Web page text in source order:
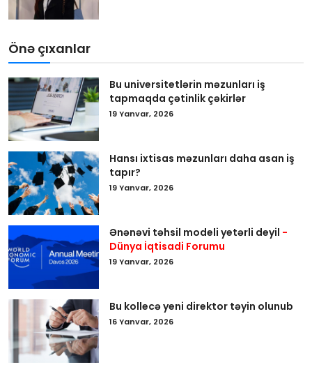
Önə çıxanlar
Bu universitetlərin məzunları iş
tapmaqda çətinlik çəkirlər
19 Yanvar, 2026
Hansı ixtisas məzunları daha asan iş
tapır?
19 Yanvar, 2026
Ənənəvi təhsil modeli yetərli deyil -
Dünya İqtisadi Forumu
19 Yanvar, 2026
Bu kollecə yeni direktor təyin olunub
16 Yanvar, 2026